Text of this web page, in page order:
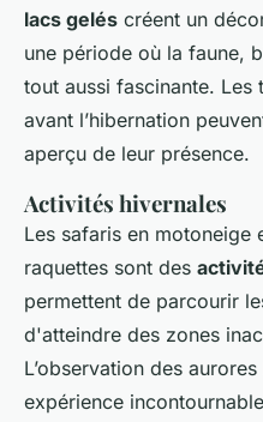
lacs gelés créent un
une période où la faune,
tout aussi fascinante. Les
avant l’hibernation
aperçu de leur présence.
Activités hivernales
Les safaris en motoneige
raquettes sont des
permettent de parcourir
d'atteindre des zones
L’observation des
expérience